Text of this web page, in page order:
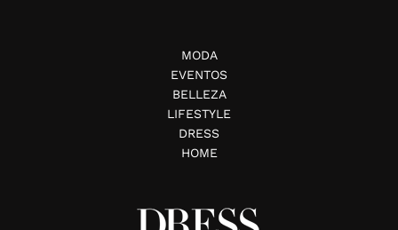
MODA
EVENTOS
BELLEZA
LIFESTYLE
DRESS
HOME